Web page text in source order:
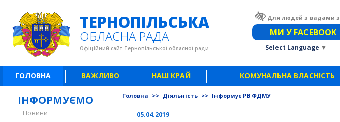
ТЕРНОПІЛЬСЬКА
ОБЛАСНА РАДА
Офіційний сайт Тернопільської обласної ради
Для людей з вадами
МИ У FACEBOOK
Select Language ▼
ГОЛОВНА ВАЖЛИВО НАШ КРАЙ КОМУНАЛЬНА ВЛАСНІСТЬ
ІНФОРМУЄМО
Новини
Головна >> Діяльність >> Інформує РВ ФДМУ
05.04.2019